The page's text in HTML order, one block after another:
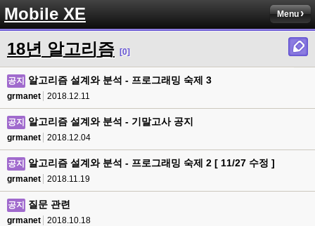
Mobile XE Menu
18년 알고리즘 [0]
공지 알고리즘 설계와 분석 - 프로그래밍 숙제 3
grmanet 2018.12.11
공지 알고리즘 설계와 분석 - 기말고사 공지
grmanet 2018.12.04
공지 알고리즘 설계와 분석 - 프로그래밍 숙제 2 [ 11/27 수정 ]
grmanet 2018.11.19
공지 질문 관련
grmanet 2018.10.18